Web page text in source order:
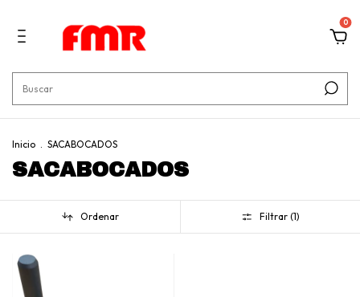
0
Inicio . SACABOCADOS
SACABOCADOS
Ordenar Filtrar (1)